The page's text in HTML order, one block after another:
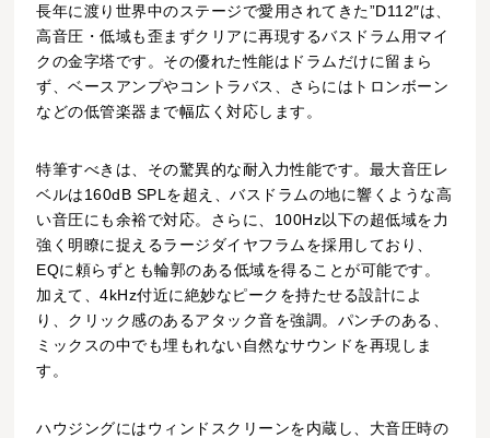
長年に渡り世界中のステージで愛用されてきた”D112″は、
高音圧・低域も歪まずクリアに再現するバスドラム用マイ
クの金字塔です。その優れた性能はドラムだけに留まら
ず、ベースアンプやコントラバス、さらにはトロンボーン
などの低管楽器まで幅広く対応します。
特筆すべきは、その驚異的な耐入力性能です。最大音圧レ
ベルは160dB SPLを超え、バスドラムの地に響くような高
い音圧にも余裕で対応。さらに、100Hz以下の超低域を力
強く明瞭に捉えるラージダイヤフラムを採用しており、
EQに頼らずとも輪郭のある低域を得ることが可能です。
加えて、4kHz付近に絶妙なピークを持たせる設計によ
り、クリック感のあるアタック音を強調。パンチのある、
ミックスの中でも埋もれない自然なサウンドを再現しま
す。
ハウジングにはウィンドスクリーンを内蔵し、大音圧時の